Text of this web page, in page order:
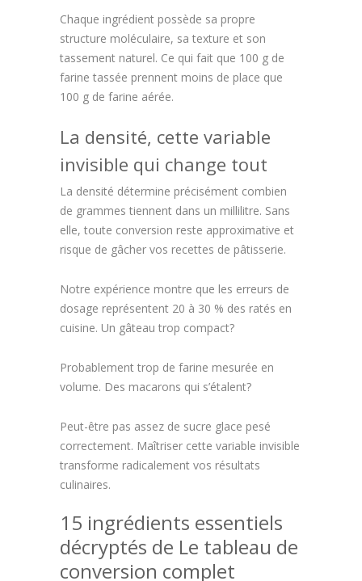
Chaque ingrédient possède sa propre
structure moléculaire, sa texture et son
tassement naturel. Ce qui fait que 100 g de
farine tassée prennent moins de place que
100 g de farine aérée.
La densité, cette variable
invisible qui change tout
La densité détermine précisément combien
de grammes tiennent dans un millilitre. Sans
elle, toute conversion reste approximative et
risque de gâcher vos recettes de pâtisserie.
Notre expérience montre que les erreurs de
dosage représentent 20 à 30 % des ratés en
cuisine. Un gâteau trop compact?
Probablement trop de farine mesurée en
volume. Des macarons qui s’étalent?
Peut-être pas assez de sucre glace pesé
correctement. Maîtriser cette variable invisible
transforme radicalement vos résultats
culinaires.
15 ingrédients essentiels
décryptés de Le tableau de
conversion complet